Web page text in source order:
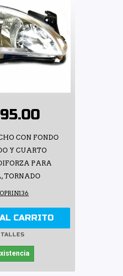
CON FONDO
Y CUARTO
PARA
TORNADO
CARRITO